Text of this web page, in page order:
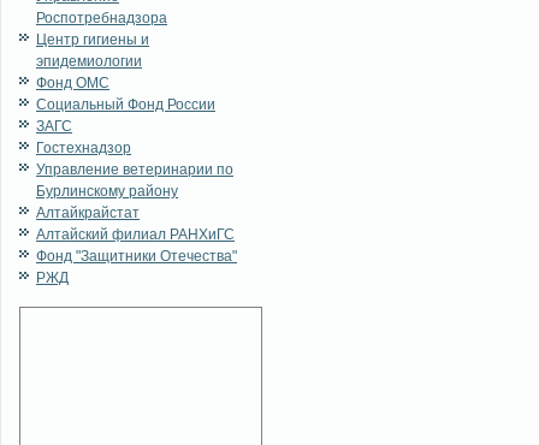
Роспотребнадзора
Центр гигиены и
эпидемиологии
Фонд ОМС
Социальный Фонд России
ЗАГС
Гостехнадзор
Управление ветеринарии по
Бурлинскому району
Алтайкрайстат
Алтайский филиал РАНХиГС
Фонд "Защитники Отечества"
РЖД